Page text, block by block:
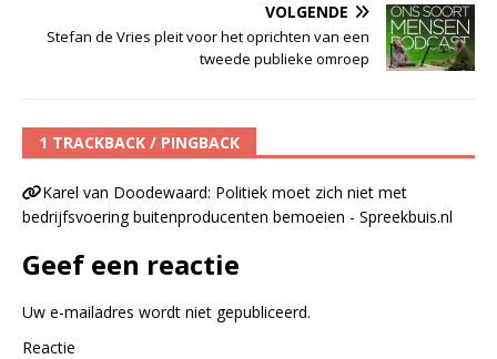
VOLGENDE
Stefan de Vries pleit voor het oprichten van een
tweede publieke omroep
1 TRACKBACK / PINGBACK
Karel van Doodewaard: Politiek moet zich niet met
bedrijfsvoering buitenproducenten bemoeien - Spreekbuis.nl
Geef een reactie
Uw e-mailadres wordt niet gepubliceerd.
Reactie